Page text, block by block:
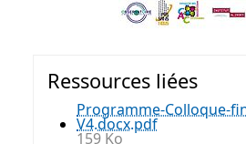
Ressources liées
Programme-Colloque-
V4.docx.pdf
159 Ko